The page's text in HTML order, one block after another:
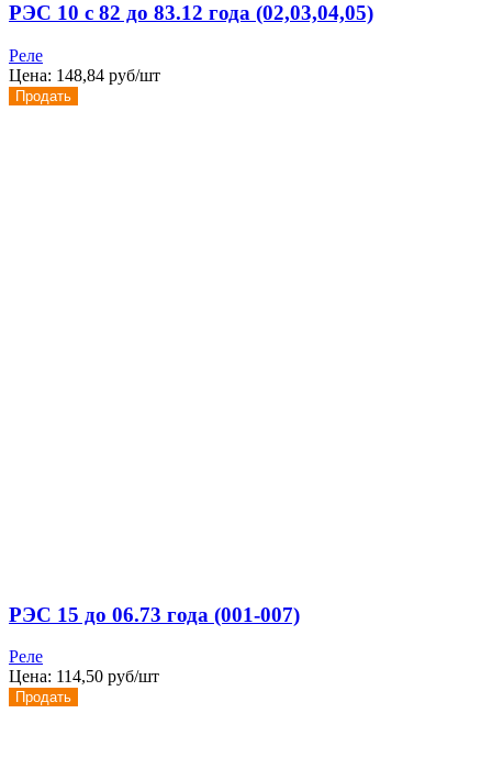
РЭС 10 с 82 до 83.12 года (02,03,04,05)
Реле
Цена: 148,84 руб/шт
Продать
РЭС 15 до 06.73 года (001-007)
Реле
Цена: 114,50 руб/шт
Продать